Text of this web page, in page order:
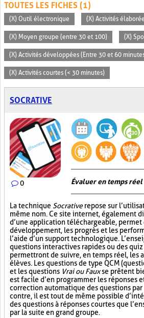
TOUTES LES FICHES (1)
(X) Outil électronique (X) Activités
(X) Moyen groupe (entre 30 et 100) (X)
(X) Activités développées (Entre 30 et 60
(X) Activités courtes (< 30 minutes)
SOCRATIVE
0 Évaluer en temps réel
La technique Socrativerepose sur
même nom. Ce site internet, également
d’une application téléchargeable, permet
développement, les progrès et les
l’aide d’un support technologique.
questions interactives rapides ou des
permettront de suivre, en temps réel, les
élèves. Les questions de type QCM
et les questions Vrai ou Fauxse prêtent
est facile d’en programmer les réponses
correction automatique des questions par
contre, il est tout de même possible
des questions à réponses courtes que
par la suite en grand groupe.